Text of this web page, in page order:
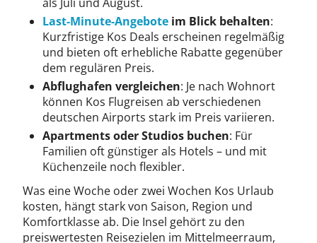
Last-Minute-Angebote im Blick behalten:
Kurzfristige Kos Deals erscheinen regelmäßig
und bieten oft erhebliche Rabatte gegenüber
dem regulären Preis.
Abflughafen vergleichen: Je nach Wohnort
können Kos Flugreisen ab verschiedenen
deutschen Airports stark im Preis variieren.
Apartments oder Studios buchen: Für
Familien oft günstiger als Hotels – und mit
Küchenzeile noch flexibler.
Was eine Woche oder zwei Wochen Kos Urlaub
kosten, hängt stark von Saison, Region und
Komfortklasse ab. Die Insel gehört zu den
preiswertesten Reisezielen im Mittelmeerraum,